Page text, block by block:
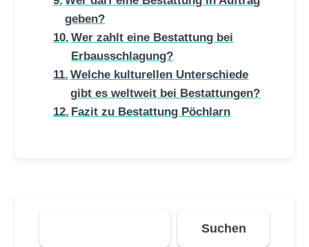
geben?
Wer zahlt eine Bestattung bei
Erbausschlagung?
Welche kulturellen Unterschiede
gibt es weltweit bei Bestattungen?
Fazit zu Bestattung Pöchlarn
Suchen
Suchen